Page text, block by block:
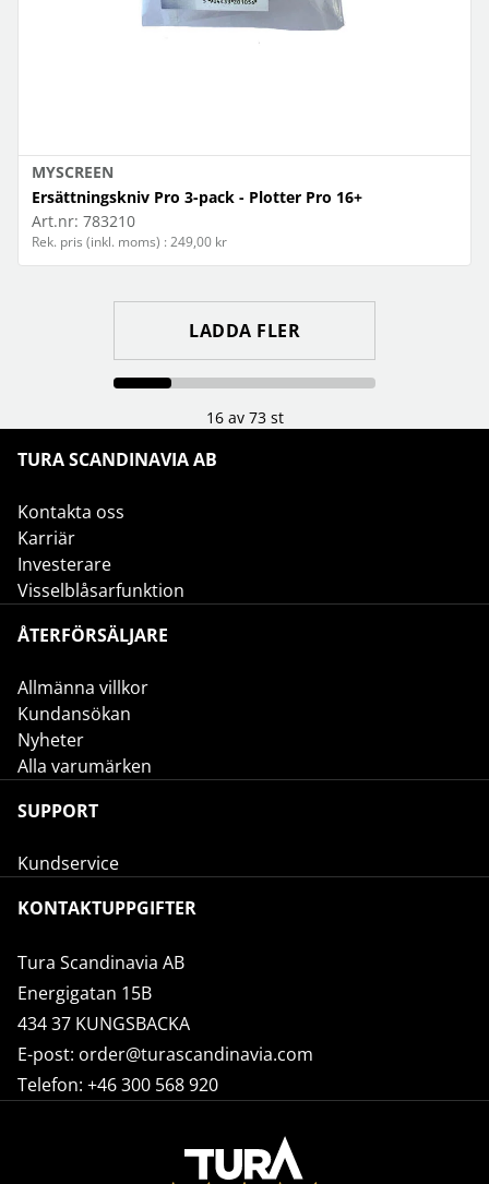
MYSCREEN
Ersättningskniv Pro 3-pack - Plotter Pro 16+
Art.nr: 783210
Rek. pris (inkl. moms) : 249,00 kr
LADDA FLER
16 av 73 st
TURA SCANDINAVIA AB
Kontakta oss
Karriär
Investerare
Visselblåsarfunktion
ÅTERFÖRSÄLJARE
Allmänna villkor
Kundansökan
Nyheter
Alla varumärken
SUPPORT
Kundservice
KONTAKTUPPGIFTER
Tura Scandinavia AB
Energigatan 15B
434 37 KUNGSBACKA
E-post: order@turascandinavia.com
Telefon: +46 300 568 920